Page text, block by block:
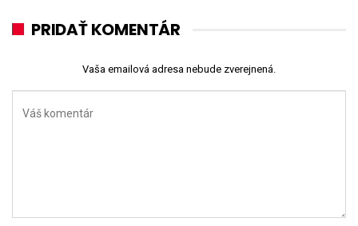
PRIDAŤ KOMENTÁR
Vaša emailová adresa nebude zverejnená.